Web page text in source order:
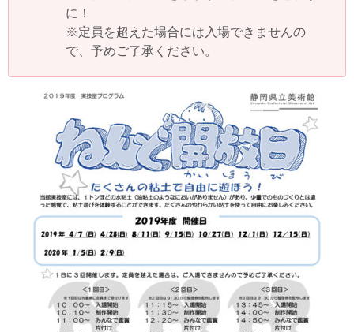
に！
※定員を超えた場合には入場できませんの
で、予めご了承ください。